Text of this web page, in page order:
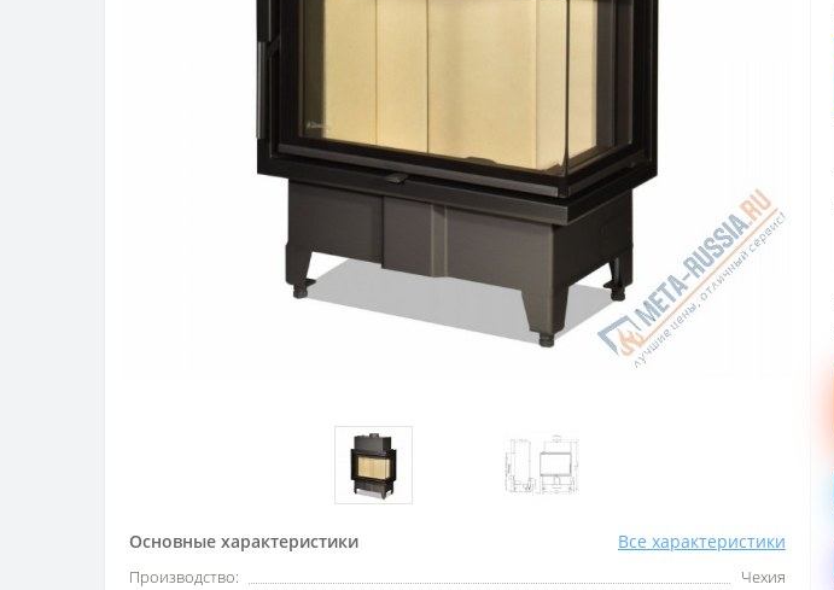
Основные характеристики Все характеристики
Производство:
Чехия